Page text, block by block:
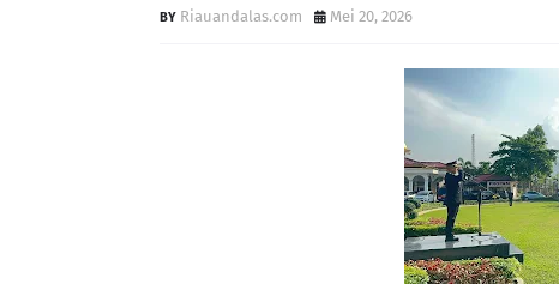
Riauandalas.com Mei 20, 2026